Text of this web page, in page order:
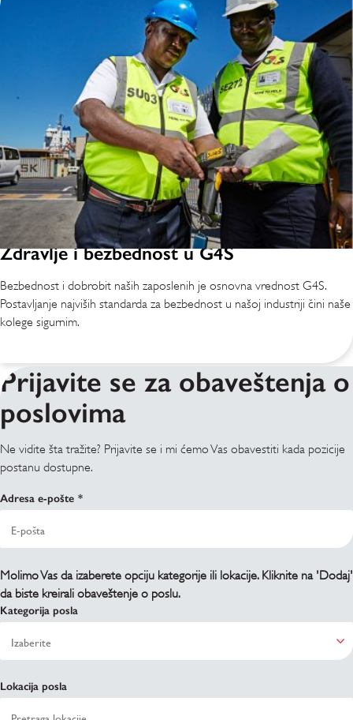
Zdravlje i bezbednost u G4S
Bezbednost i dobrobit naših zaposlenih je osnovna vrednost G4S.
Postavljanje najviših standarda za bezbednost u našoj industriji čini naše
kolege sigurnim.
Prijavite se za obaveštenja o
poslovima
Ne vidite šta tražite? Prijavite se i mi ćemo Vas obavestiti kada pozicije
postanu dostupne.
Adresa e-pošte
Molimo Vas da izaberete opciju kategorije ili lokacije. Kliknite na 'Dodaj'
da biste kreirali obaveštenje o poslu.
Kategorija posla
Lokacija posla